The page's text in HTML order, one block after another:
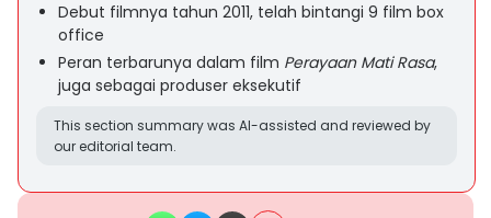
Debut filmnya tahun 2011, telah bintangi 9 film box
office
Peran terbarunya dalam film Perayaan Mati Rasa,
juga sebagai produser eksekutif
This section summary was AI-assisted and reviewed by
our editorial team.